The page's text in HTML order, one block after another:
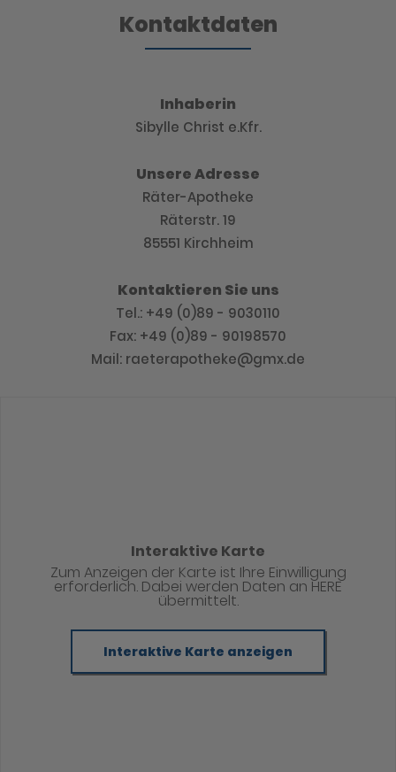
Kontaktdaten
Inhaberin
Sibylle Christ e.Kfr.
Unsere Adresse
Räter-Apotheke
Räterstr. 19
85551 Kirchheim
Kontaktieren Sie uns
Tel.: +49 (0)89 - 9030110
Fax: +49 (0)89 - 90198570
Mail: raeterapotheke@gmx.de
Interaktive Karte
Zum Anzeigen der Karte ist Ihre Einwilligung
erforderlich. Dabei werden Daten an HERE
übermittelt.
Interaktive Karte anzeigen